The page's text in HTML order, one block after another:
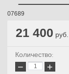
07689
21 400 руб.
Количество:
− +